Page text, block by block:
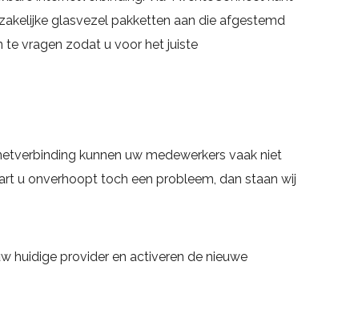
glasvezel pakketten aan die afgestemd
te vragen zodat u voor het juiste
kunnen uw medewerkers vaak niet
u onverhoopt toch een probleem, dan staan wij
huidige provider en activeren de nieuwe